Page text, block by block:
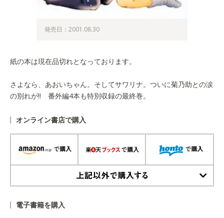
発売日：2001.08.30
紙の本は現在品切れとなっております。
さよなら、あおいちゃん。そしてサワリナ。ついに菊乃助との涙
の別れが!! 番外編4本も特別収録の最終巻。
オンライン書店で購入
電子書籍を購入